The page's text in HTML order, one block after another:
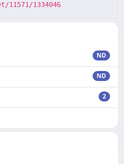
1334046
ND
ND
2